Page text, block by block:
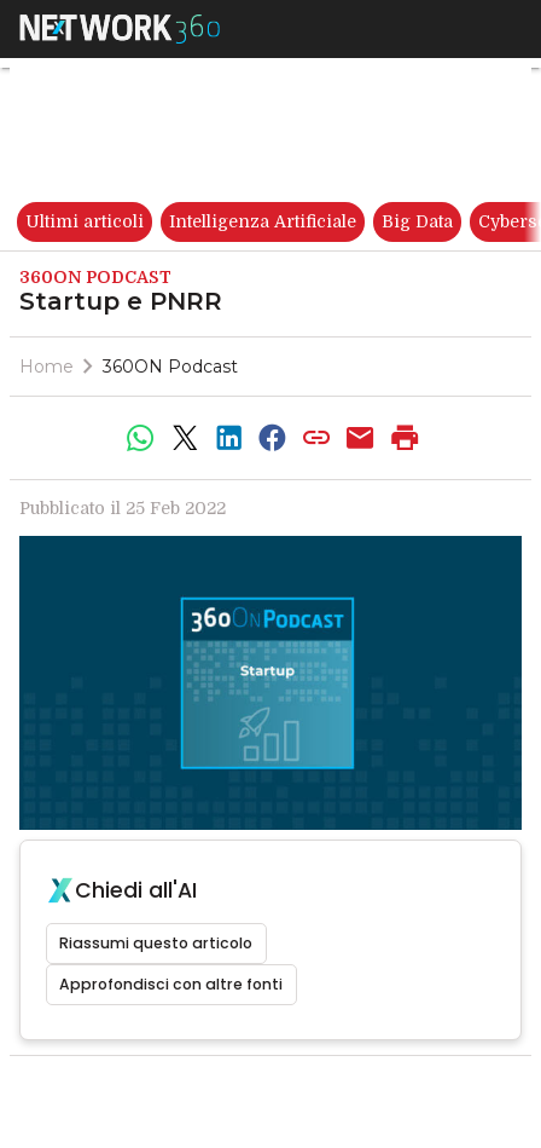
Startup e PNRR
Ultimi articoli Intelligenza Artificiale Big Data
360ON PODCAST
Startup e PNRR
Home 360ON Podcast
Pubblicato il 25 Feb 2022
Chiedi all'AI
Riassumi questo articolo
Approfondisci con altre fonti